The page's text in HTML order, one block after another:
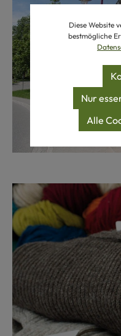
Diese Website
bestmögliche
Nur
Alle